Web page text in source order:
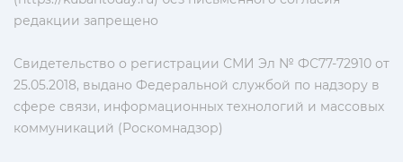
редакции запрещено
Свидетельство о регистрации СМИ Эл № ФС77-72910 от
25.05.2018, выдано Федеральной службой по надзору в
сфере связи, информационных технологий и массовых
коммуникаций (Роскомнадзор)